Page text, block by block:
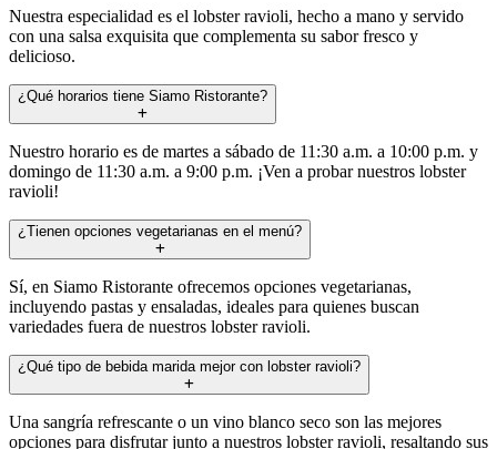
Nuestra especialidad es el lobster ravioli, hecho a mano y servido
con una salsa exquisita que complementa su sabor fresco y
delicioso.
¿Qué horarios tiene Siamo Ristorante?
Nuestro horario es de martes a sábado de 11:30 a.m. a 10:00 p.m. y
domingo de 11:30 a.m. a 9:00 p.m. ¡Ven a probar nuestros lobster
ravioli!
¿Tienen opciones vegetarianas en el menú?
Sí, en Siamo Ristorante ofrecemos opciones vegetarianas,
incluyendo pastas y ensaladas, ideales para quienes buscan
variedades fuera de nuestros lobster ravioli.
¿Qué tipo de bebida marida mejor con lobster ravioli?
Una sangría refrescante o un vino blanco seco son las mejores
opciones para disfrutar junto a nuestros lobster ravioli, resaltando sus